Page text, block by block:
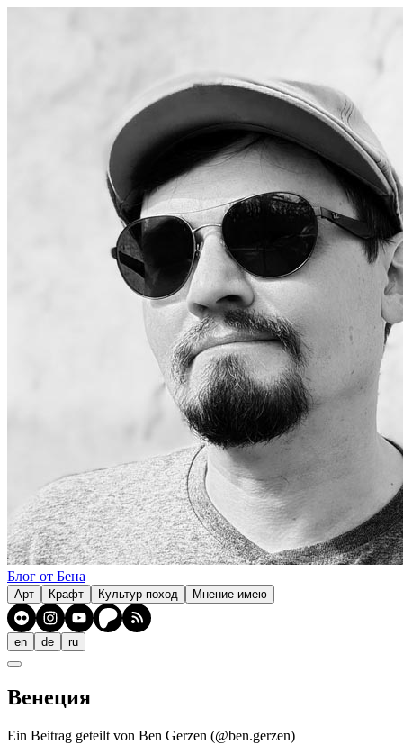
Блог от Бена
Арт Крафт Культур-поход Мнение имею
en de ru
Венеция
Ein Beitrag geteilt von Ben Gerzen (@ben.gerzen)